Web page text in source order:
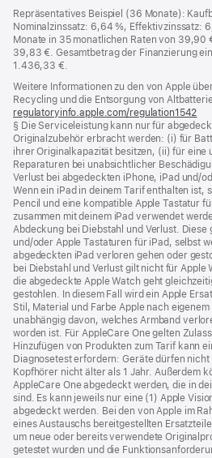
Repräsentatives Beispiel (36 Monate):
Nominalzinssatz: 6,64 %, Effektivzinssatz:
Monate in 35 monatlichen Raten von 39,90
39,83 €. Gesamtbetrag der Finanzierung
1.436,33 €.
Weitere Informationen zu den von Apple
Recycling und die Entsorgung von
regulatoryinfo.apple.com/regulation1542
ein
§ Die Serviceleistung kann nur für
Originalzubehör erbracht werden: (i) für
ihrer Originalkapazität besitzen, (ii) für eine
Reparaturen bei unabsichtlicher
Verlust bei abgedeckten iPhone, iPad und/
Wenn ein iPad in deinem Tarif enthalten ist,
Pencil und eine kompatible Apple Tastatur
zusammen mit deinem iPad verwendet
Abdeckung bei Diebstahl und Verlust. Diese
und/oder Apple Tastaturen für iPad, selbst
abgedeckten iPad verloren gehen oder
bei Diebstahl und Verlust gilt nicht für Apple
die abgedeckte Apple Watch geht
gestohlen. In diesem Fall wird ein Apple
Stil, Material und Farbe Apple nach
unabhängig davon, welches Armband
worden ist. Für AppleCare One gelten
Hinzufügen von Produkten zum Tarif kann
Diagnosetest erfordern: Geräte dürfen
Kopfhörer nicht älter als 1 Jahr. Außerdem
AppleCare One abgedeckt werden, die in
sind. Es kann jeweils nur eine (1) Apple
abgedeckt werden. Bei den von Apple im
eines Austauschs bereitgestellten
um neue oder bereits verwendete
getestet wurden und die